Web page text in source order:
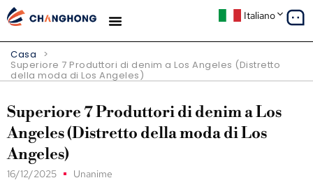
Italiano
Casa >
Superiore 7 Produttori di denim a Los Angeles (Distretto
della moda di Los Angeles)
Superiore 7 Produttori di denim a Los
Angeles (Distretto della moda di Los
Angeles)
16/12/2025 Unanime